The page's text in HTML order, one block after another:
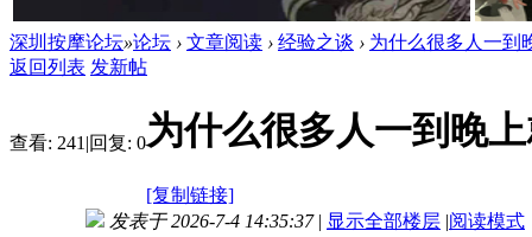
深圳按摩论坛»论坛 › 文章阅读 › 经验之谈 › 为什么很多人一到
返回列表 发新帖
查看: 241 |回复: 0为什么很多人一到晚
[复制链接]
发表于 2026-7-4 14:35:37 | 显示全部楼层 |阅读模式